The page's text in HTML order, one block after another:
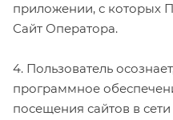
приложении, с которых
Сайт Оператора.
4. Пользователь
программное
посещения сайтов в